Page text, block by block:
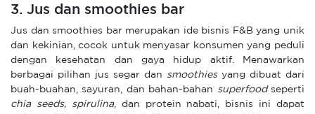
3. Jus dan smoothies bar
Jus dan smoothies bar merupakan ide bisnis F&B yang unik
dan kekinian, cocok untuk menyasar konsumen yang peduli
dengan kesehatan dan gaya hidup aktif. Menawarkan
berbagai pilihan jus segar dan smoothiesyang dibuat dari
buah-buahan, sayuran, dan bahan-bahan
superfoodseperti
chia seeds, spirulina, dan protein nabati, bisnis ini dapat